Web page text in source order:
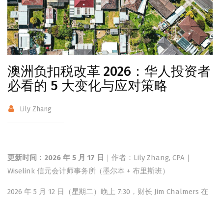
澳洲负扣税改革 2026：华人投资者
必看的 5 大变化与应对策略
Lily Zhang
更新时间：2026 年 5 月 17 日 ｜作者： Lily Zhang, CPA｜
Wiselink 信元会计师事务所（墨尔本 + 布里斯班）
2026 年 5 月 12 日（星期二）晚上 7:30，财长 Jim Chalmers 在